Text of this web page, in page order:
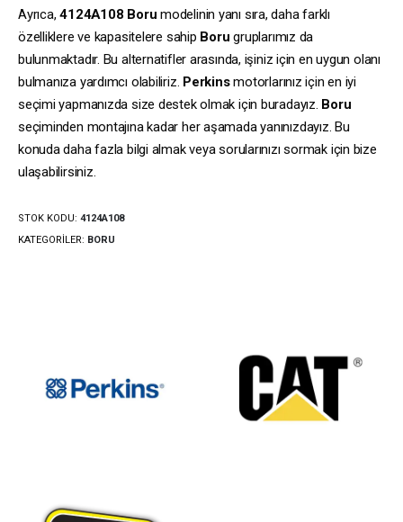
Ayrıca,4124A108 Boru modelinin yanı sıra, daha farklı
özelliklere ve kapasitelere sahip Boru gruplarımız da
bulunmaktadır. Bu alternatifler arasında, işiniz için en uygun olanı
bulmanıza yardımcı olabiliriz. Perkinsmotorlarınız için en iyi
seçimi yapmanızda size destek olmak için buradayız. Boru
seçiminden montajına kadar her aşamada yanınızdayız. Bu
konuda daha fazla bilgi almak veya sorularınızı sormak için bize
ulaşabilirsiniz.
STOK KODU: 4124A108
KATEGORILER: BORU